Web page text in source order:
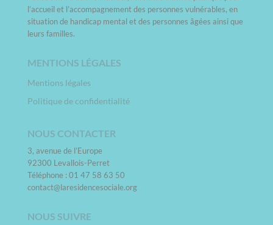
l’accueil et l’accompagnement des personnes vulnérables, en
situation de handicap mental et des personnes âgées ainsi que
leurs familles.
MENTIONS LÉGALES
Mentions légales
Politique de confidentialité
NOUS CONTACTER
3, avenue de l’Europe
92300 Levallois-Perret
Téléphone : 01 47 58 63 50
contact@laresidencesociale.org
NOUS SUIVRE